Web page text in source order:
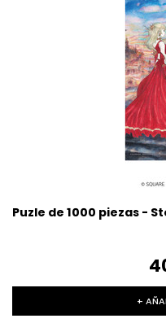
Puzle de 1000 piezas -
+